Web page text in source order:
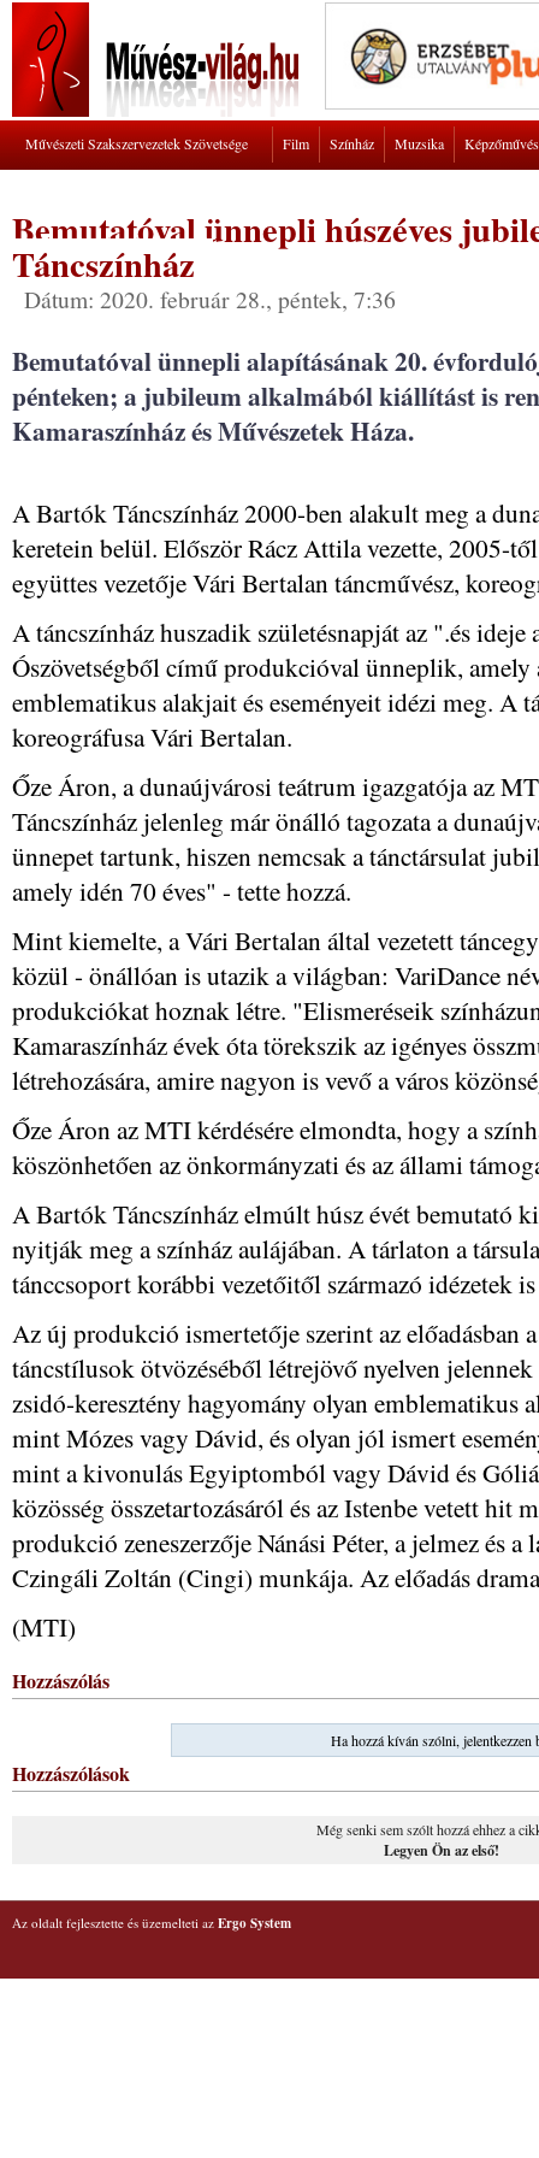
Művészeti Szakszervezetek Szövetsége Film Színház Muzsika
Bemutatóval ünnepli húszéves
Táncszínház
Dátum: 2020. február 28., péntek, 7:36
Bemutatóval ünnepli alapításának 20.
pénteken; a jubileum alkalmából kiállítást is
Kamaraszínház és Művészetek Háza.
A Bartók Táncszínház 2000-ben alakult meg a
keretein belül. Először Rácz Attila vezette, 2005-
együttes vezetője Vári Bertalan táncművész,
A táncszínház huszadik születésnapját az ".és ideje
Ószövetségből című produkcióval ünneplik, amely
emblematikus alakjait és eseményeit idézi meg. A
koreográfusa Vári Bertalan.
Őze Áron, a dunaújvárosi teátrum igazgatója az
Táncszínház jelenleg már önálló tagozata a
ünnepet tartunk, hiszen nemcsak a tánctársulat
amely idén 70 éves" - tette hozzá.
Mint kiemelte, a Vári Bertalan által vezetett
közül - önállóan is utazik a világban: VariDance
produkciókat hoznak létre. "Elismeréseik
Kamaraszínház évek óta törekszik az igényes
létrehozására, amire nagyon is vevő a város
Őze Áron az MTI kérdésére elmondta, hogy a
köszönhetően az önkormányzati és az állami
A Bartók Táncszínház elmúlt húsz évét bemutató
nyitják meg a színház aulájában. A tárlaton a
tánccsoport korábbi vezetőitől származó idézetek
Az új produkció ismertetője szerint az előadásban
táncstílusok ötvözéséből létrejövő nyelven
zsidó-keresztény hagyomány olyan emblematikus
mint Mózes vagy Dávid, és olyan jól ismert
mint a kivonulás Egyiptomból vagy Dávid és
közösség összetartozásáról és az Istenbe vetett hit
produkció zeneszerzője Nánási Péter, a jelmez és
Czingáli Zoltán (Cingi) munkája. Az előadás
(MTI)
Hozzászólás
Ha hozzá kíván szólni, jelentkezzen
Hozzászólások
Még senki sem szólt hozzá ehhez a
Legyen Ön az első!
Az oldalt fejlesztette és üzemelteti az Ergo System